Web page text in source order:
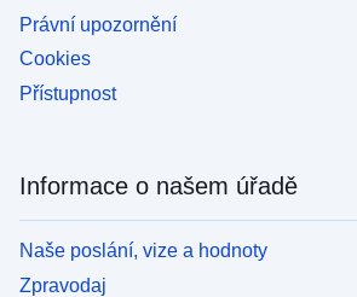
Právní upozornění
Cookies
Přístupnost
Informace o našem úřadě
Naše poslání, vize a hodnoty
Zpravodaj